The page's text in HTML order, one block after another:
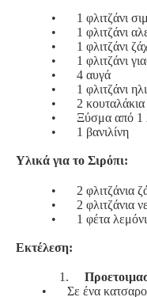
•
1 φλιτζάνι
•
1 φλιτζάνι
•
1 φλιτζάνι
•
1 φλιτζάνι
•
4 αυγά
•
1 φλιτζάνι
•
2
•
Ξύσμα από 1
•
1 βανιλίνη
Υλικά για το Σιρόπι:
•
2 φλιτζάνια
•
2 φλιτζάνια
•
1 φέτα λεμόνι
Εκτέλεση:
1.
•
Σε ένα